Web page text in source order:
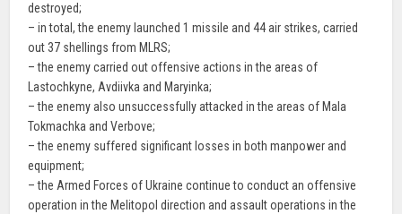
destroyed;
– in total, the enemy launched 1 missile and 44 air strikes, carried
out 37 shellings from MLRS;
– the enemy carried out offensive actions in the areas of
Lastochkyne, Avdiivka and Maryinka;
– the enemy also unsuccessfully attacked in the areas of Mala
Tokmachka and Verbove;
– the enemy suffered significant losses in both manpower and
equipment;
– the Armed Forces of Ukraine continue to conduct an offensive
operation in the Melitopol direction and assault operations in the